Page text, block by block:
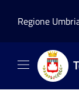
Regione